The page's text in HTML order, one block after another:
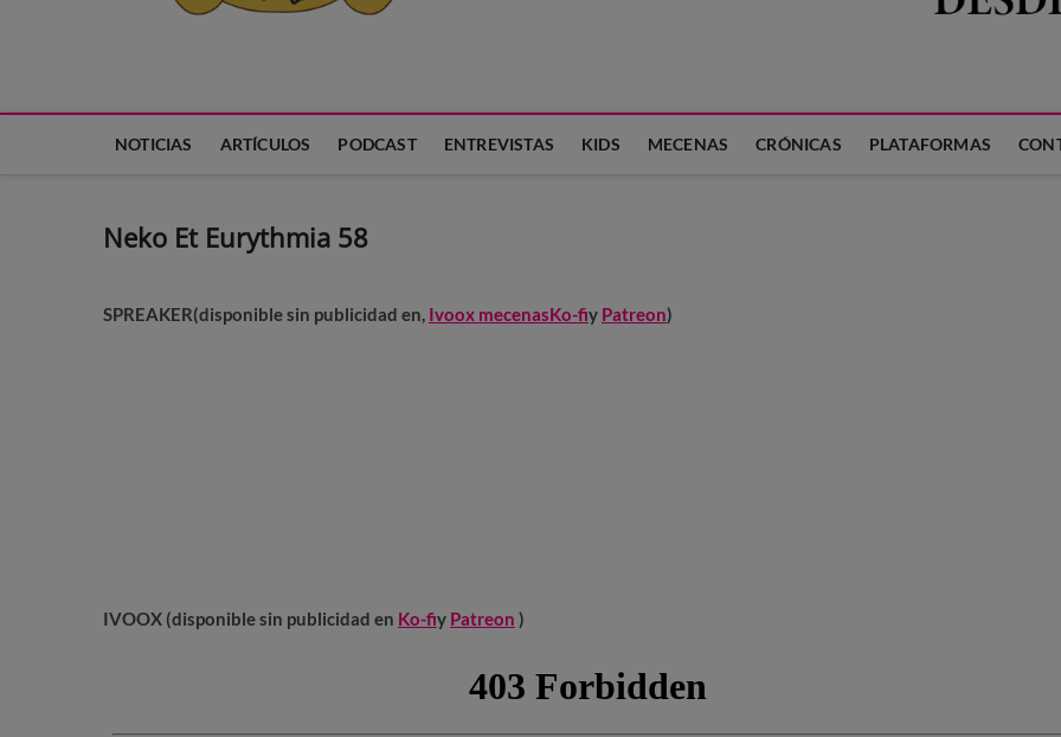
NOTICIAS ARTÍCULOS PODCAST ENTREVISTAS KIDS MECENAS CRÓNICAS PLATAFORMAS
Neko Et Eurythmia 58
SPREAKER(disponible sin publicidad en, Ivoox mecenasKo-fiy Patreon)
IVOOX (disponible sin publicidad en Ko-fiy Patreon )